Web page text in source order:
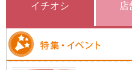
イチオシ 店